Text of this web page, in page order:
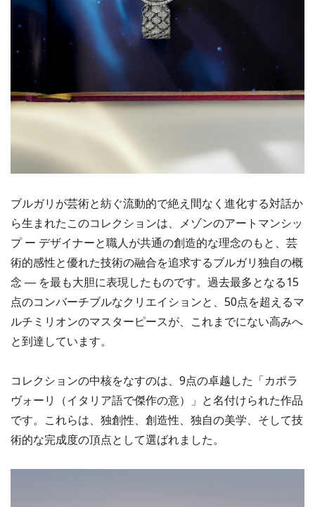
ブルガリが芸術と紡ぐ流動的で絶え間なく進化する対話か
ら生まれたこのコレクションは、メゾンのアートマンシッ
プ ー デザイナーと職人が共通の創造的な理念のもと、芸
術的感性と優れた技術の融合を追求するブルガリ独自の概
念 ― を最も大胆に表現したものです。過去最多となる15
点のコンバーチブルなクリエイションと、50点を超えるマ
ルチミリオンのマスターピースが、これまでにない高みへ
と到達しています。
コレクションの中核をなすのは、9点の卓越した「カポラ
ヴォーリ（イタリア語で傑作の意）」と名付けられた作品
です。これらは、独創性、創造性、独自の美学、そして技
術的な完成度の頂点として選ばれました。